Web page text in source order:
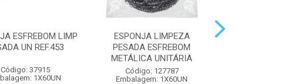
ESFREBOM LIMP
UN REF.453
Código: 37915
1X60UN
ESPONJA LIMPEZA
PESADA ESFREBOM
METÁLICA UNITÁRIA
Código: 127787
Embalagem: 1X60UN